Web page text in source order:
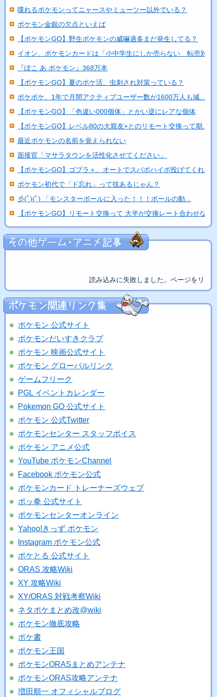
喋れるポケモンってニャースやミューツー以外でいる？
ポケモン金銀の欠点といえば
【ポケモンGO】野生ポケモンの威嚇過多まだ発生してる？
イオン、ポケモンカードは「小中学生にしか売らない 転売対策
『ぽこ あ ポケモン』368万本
【ポケモンGO】夏のポケ活、虫刺され対策っている？
ポケポケ、1年で月間アクティブユーザー数が1600万人も減...
【ポケモンGO】「色違い000個体」とかい逆にレアな個体
【ポケモンGO】レベル80の大親友+とのリモート交換って期...
最近ポケモンの名前を覚えられない
面接官「マサラタウンを活性化させてください」
【ポケモンGO】ゴプラ＋、オートでスパボハイボ投げてくれた...
ポケモン初代で「ド忘れ」って技あるじゃん？
彡(ﾟ)(ﾟ) 「モンスターボールに入った！！！ボールの動...
【ポケモンGO】リモート交換って 大半が交換レート合わせな...
読み込みに失敗しました。ページをリロ
ポケモン 公式サイト
ポケモンだいすきクラブ
ポケモン 映画公式サイト
ポケモン グローバルリンク
ゲームフリーク
PGL イベントカレンダー
Pokemon GO 公式サイト
ポケモン 公式Twitter
ポケモンセンター スタッフボイス
ポケモン アニメ公式
YouTube ポケモンChannel
Facebook ポケモン公式
ポケモンカード トレーナーズウェブ
ポッ拳 公式サイト
ポケモンセンターオンライン
Yahoo!きっず ポケモン
Instagram ポケモン公式
ポケとる 公式サイト
ORAS 攻略Wiki
XY 攻略Wiki
XY/ORAS 対戦考察Wiki
ネタポケまとめ改@wiki
ポケモン徹底攻略
ポケ書
ポケモン王国
ポケモンORASまとめアンテナ
ポケモンORAS攻略アンテナ
増田順一 オフィシャルブログ